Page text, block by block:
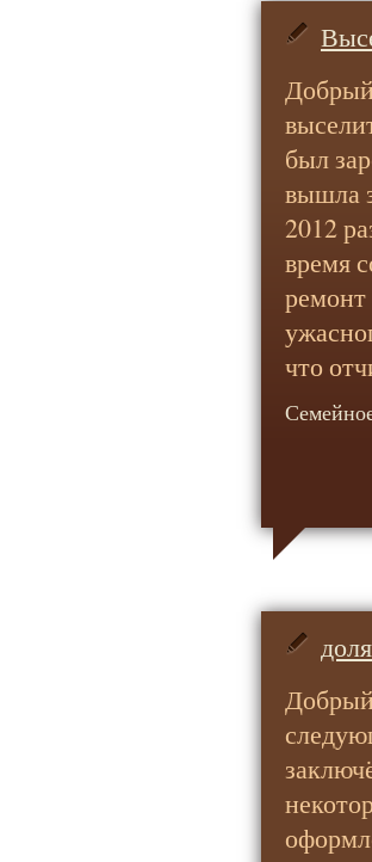
был
вышла
2012
время
ремонт
что